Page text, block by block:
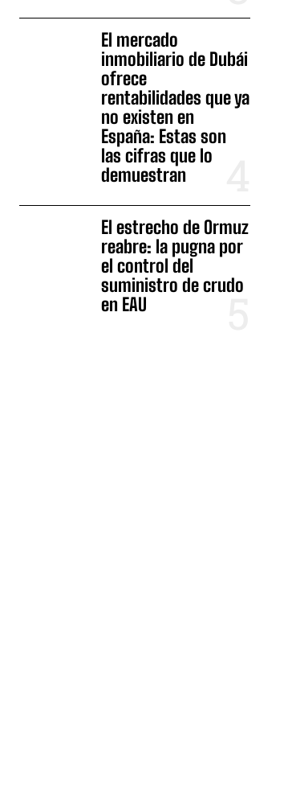
El mercado
inmobiliario de Dubái
ofrece
rentabilidades que ya
no existen en
España: Estas son
las cifras que lo
demuestran
El estrecho de Ormuz
reabre: la pugna por
el control del
suministro de crudo
en EAU